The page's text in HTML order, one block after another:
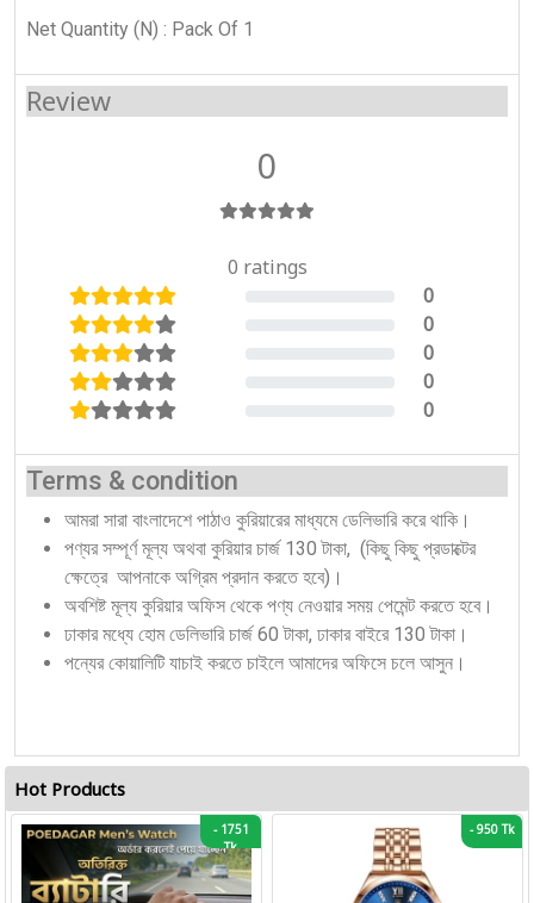
Net Quantity (N) : Pack Of 1
Review
0
0 ratings
0
0
0
0
0
Terms & condition
আমরা সারা বাংলাদেশে পাঠাও কুরিয়ারের মাধ্যমে ডেলিভারি করে থাকি।
পণ্যর সম্পূর্ণ মূল্য অথবা কুরিয়ার চার্জ 130 টাকা, (কিছু কিছু প্রডাক্টের
ক্ষেত্রে আপনাকে অগ্রিম প্রদান করতে হবে)।
অবশিষ্ট মূল্য কুরিয়ার অফিস থেকে পণ্য নেওয়ার সময় পেমেন্ট করতে হবে।
ঢাকার মধ্যে হোম ডেলিভারি চার্জ 60 টাকা, ঢাকার বাইরে 130 টাকা।
পন্যের কোয়ালিটি যাচাই করতে চাইলে আমাদের অফিসে চলে আসুন।
Hot Products
-1751
Tk
-950 Tk